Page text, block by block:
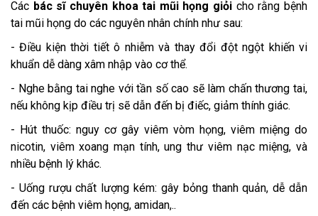
Các bác sĩ chuyên khoa tai mũi họng giỏi cho rằng bệnh
tai mũi họng do các nguyên nhân chính như sau:
- Điều kiện thời tiết ô nhiễm và thay đổi đột ngột khiến vi
khuẩn dễ dàng xâm nhập vào cơ thể.
- Nghe bằng tai nghe với tần số cao sẽ làm chấn thương tai,
nếu không kịp điều trị sẽ dẫn đến bị điếc, giảm thính giác.
- Hút thuốc: nguy cơ gây viêm vòm họng, viêm miệng do
nicotin, viêm xoang mạn tính, ung thư viêm nạc miệng, và
nhiều bệnh lý khác.
- Uống rượu chất lượng kém: gây bỏng thanh quản, dễ dẫn
đến các bệnh viêm họng, amidan,..